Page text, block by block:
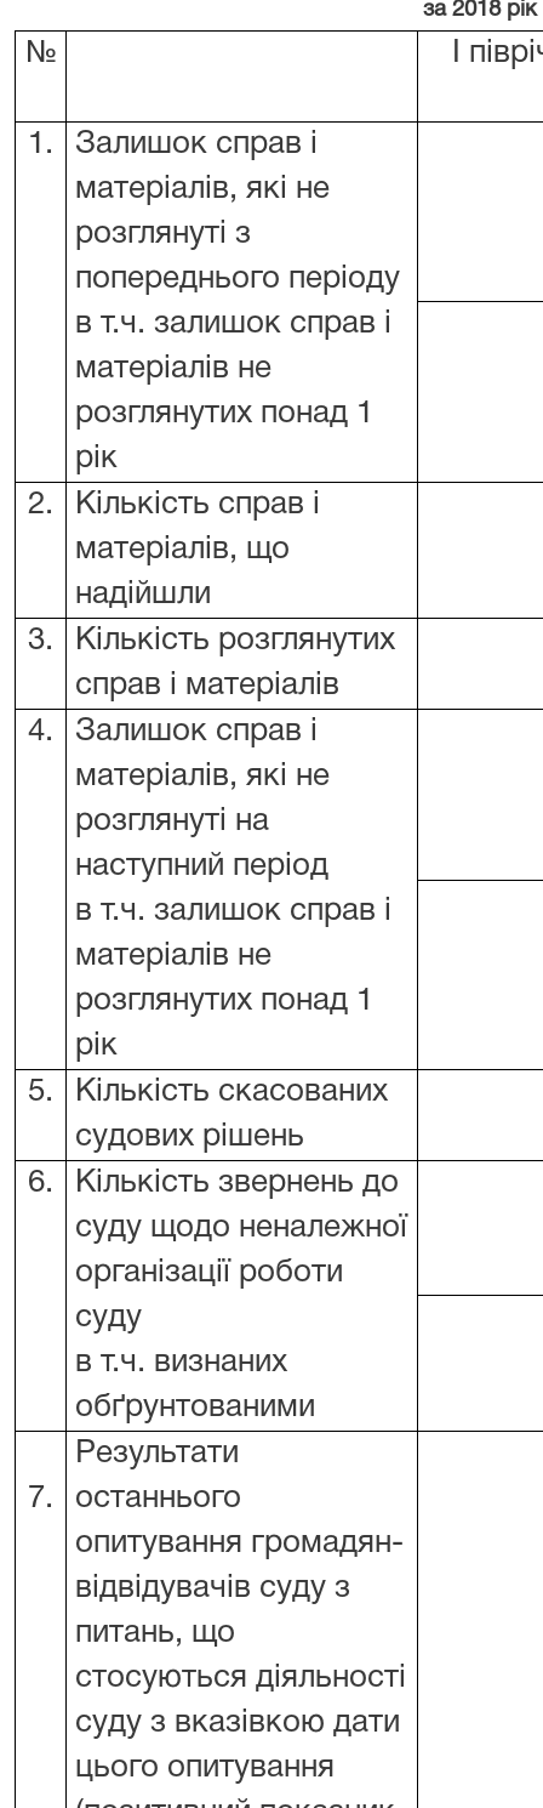
за 2018 рік
№ І
1.
Залишок справ і
матеріалів, які не
розглянуті з
попереднього періоду
в т.ч. залишок справ і
матеріалів не
розглянутих понад 1
рік
2.
Кількість справ і
матеріалів, що
надійшли
3.
Кількість розглянутих
справ і матеріалів
4.
Залишок справ і
матеріалів, які не
розглянуті на
наступний період
в т.ч. залишок справ і
матеріалів не
розглянутих понад 1
рік
5.
Кількість скасованих
судових рішень
6.
Кількість звернень до
суду щодо неналежної
організації роботи
суду
в т.ч. визнаних
обґрунтованими
7.
Результати
останнього
опитування громадян-
відвідувачів суду з
питань, що
стосуються діяльності
суду з вказівкою дати
цього опитування